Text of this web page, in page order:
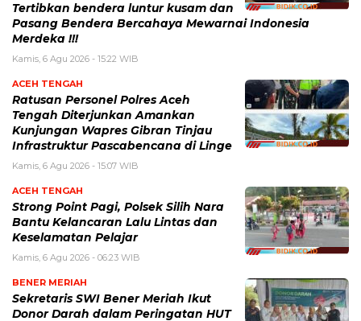
Tertibkan bendera luntur kusam dan
Pasang Bendera Bercahaya Mewarnai Indonesia
Merdeka !!!
Kamis, 6 Agu 2026 - 15:22 WIB
ACEH TENGAH
Ratusan Personel Polres Aceh
Tengah Diterjunkan Amankan
Kunjungan Wapres Gibran Tinjau
Infrastruktur Pascabencana di Linge
Kamis, 6 Agu 2026 - 15:07 WIB
ACEH TENGAH
Strong Point Pagi, Polsek Silih Nara
Bantu Kelancaran Lalu Lintas dan
Keselamatan Pelajar
Kamis, 6 Agu 2026 - 06:23 WIB
BENER MERIAH
Sekretaris SWI Bener Meriah Ikut
Donor Darah dalam Peringatan HUT